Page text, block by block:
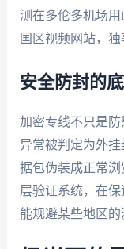
测在多伦多机场用
国区视频网站，独
安全防封的
加密专线不只是
异常被判定为外
据包伪装成正常
层验证系统，在
能规避某些地区的